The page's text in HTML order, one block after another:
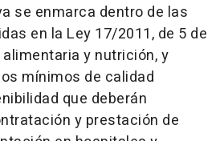
se enmarca dentro de las
en la Ley 17/2011, de 5 de
y nutrición, y
mínimos de calidad
que deberán
y prestación de